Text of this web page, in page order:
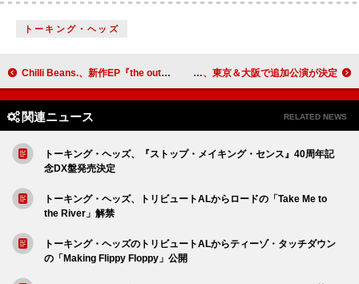
トーキング・ヘッズ
Chilli Beans.、新作EP『the outside wind』より新曲「pain」先行配信スタート マイ・ブラッディ・ヴァレンタイン、東京＆大阪で追加公演が決定
関連ニュース RELATED NEWS
トーキング・ヘッズ、『ストップ・メイキング・センス』40周年記
念DX盤発売決定
トーキング・ヘッズ、トリビュートALからロードの「Take Me to
the River」解禁
トーキング・ヘッズのトリビュートALからティーゾ・タッチダウン
の「Making Flippy Floppy」公開